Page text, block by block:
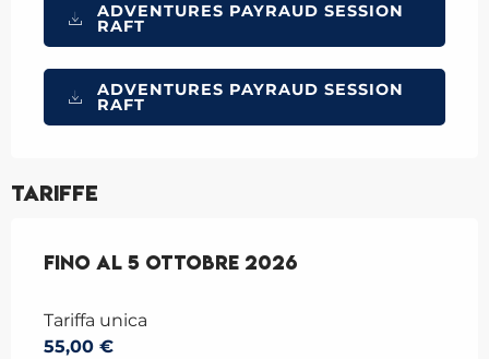
ADVENTURES PAYRAUD SESSION
RAFT
ADVENTURES PAYRAUD SESSION
RAFT
Tariffe
Dal1 aprile 2026al5 ottobre 2026
Fino al 5 ottobre 2026
Tariffa unica
55,00 €